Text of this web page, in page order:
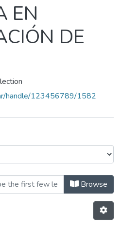
EN
DE
handle/123456789/1582
EN Browse